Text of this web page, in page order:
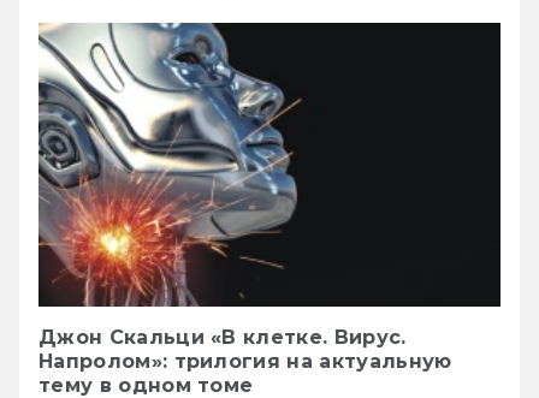
Джон Скальци «В клетке. Вирус.
Напролом»: трилогия на актуальную
тему в одном томе